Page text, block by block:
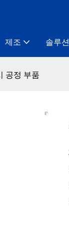
제조 솔루션
공정 부품